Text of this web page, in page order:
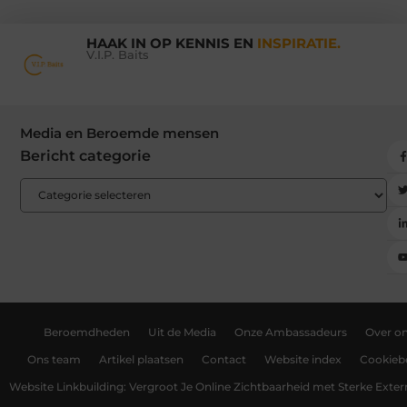
HAAK IN OP KENNIS EN INSPIRATIE.
V.I.P. Baits
Media en Beroemde mensen
Bericht categorie
Beroemdheden Uit de Media Onze Ambassadeurs Over
Ons team Artikel plaatsen Contact Website index
Website Linkbuilding: Vergroot Je Online Zichtbaarheid met Sterke